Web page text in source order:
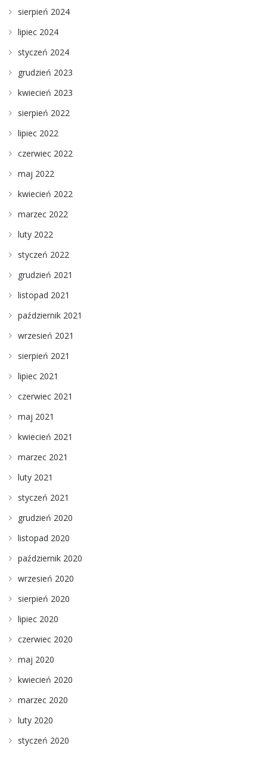
sierpień 2024
lipiec 2024
styczeń 2024
grudzień 2023
kwiecień 2023
sierpień 2022
lipiec 2022
czerwiec 2022
maj 2022
kwiecień 2022
marzec 2022
luty 2022
styczeń 2022
grudzień 2021
listopad 2021
październik 2021
wrzesień 2021
sierpień 2021
lipiec 2021
czerwiec 2021
maj 2021
kwiecień 2021
marzec 2021
luty 2021
styczeń 2021
grudzień 2020
listopad 2020
październik 2020
wrzesień 2020
sierpień 2020
lipiec 2020
czerwiec 2020
maj 2020
kwiecień 2020
marzec 2020
luty 2020
styczeń 2020